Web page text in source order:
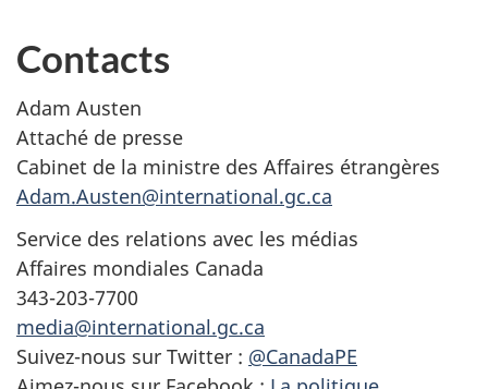
Contacts
Adam Austen
Attaché de presse
Cabinet de la ministre des Affaires étrangères
Adam.Austen@international.gc.ca
Service des relations avec les médias
Affaires mondiales Canada
343-203-7700
media@international.gc.ca
Suivez-nous sur Twitter : @CanadaPE